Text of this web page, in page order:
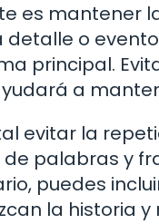
es mantener
o
principal.
a
evitar la
palabras y
puedes
la historia